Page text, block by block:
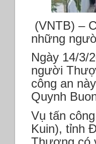
(VNTB) –
những
Ngày 14/3/
người
công an
Quynh
Vụ tấn
Kuin), tỉnh